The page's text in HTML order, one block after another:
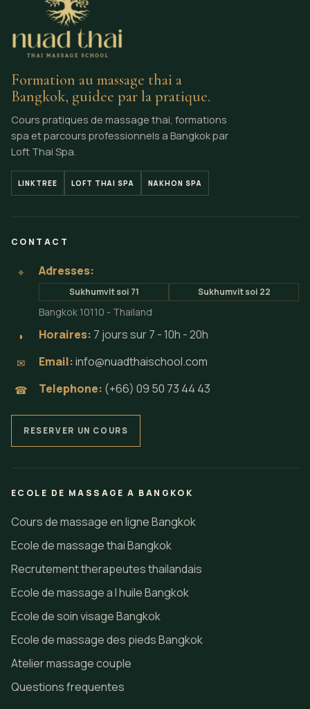
Formation au massage thai a
Bangkok, guidee par la pratique.
Cours pratiques de massage thai, formations
spa et parcours professionnels a Bangkok par
Loft Thai Spa.
LINKTREE LOFT THAI SPA NAKHON SPA
CONTACT
⌖ Adresses:
Sukhumvit soi 71 Sukhumvit soi 22
Bangkok 10110 - Thailand
◗ Horaires: 7 jours sur 7 - 10h - 20h
✉ Email:info@nuadthaischool.com
☎ Telephone: (+66) 09 50 73 44 43
RESERVER UN COURS
ECOLE DE MASSAGE A BANGKOK
Cours de massage en ligne Bangkok
Ecole de massage thai Bangkok
Recrutement therapeutes thailandais
Ecole de massage a l huile Bangkok
Ecole de soin visage Bangkok
Ecole de massage des pieds Bangkok
Atelier massage couple
Questions frequentes